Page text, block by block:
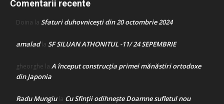
Comentarii recente
Doina la Sfaturi duhovnicești din 20 octombrie 2024
amaladla SF SILUAN ATHONITUL -11/ 24 SEPEMBRIE
gheorghe la A început construcţia primei mănăstiri ortodoxe
din Japonia
Radu Mungiula Cu Sfinții odihnește Doamne sufletul nou